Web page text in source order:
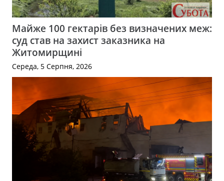
Майже 100 гектарів без визначених меж:
суд став на захист заказника на
Житомирщині
Середа, 5 Серпня, 2026